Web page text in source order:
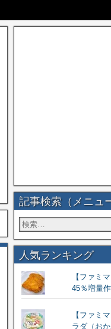
記事検索（メニュ
人気ランキング
【ファミ
45％増量
【ファミ
ラダ（お